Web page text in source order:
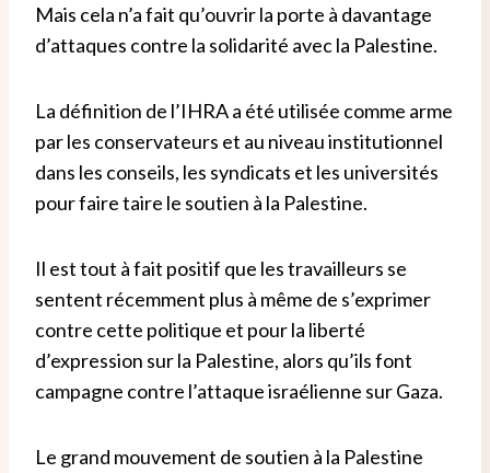
Mais cela n’a fait qu’ouvrir la porte à davantage
d’attaques contre la solidarité avec la Palestine.
La définition de l’IHRA a été utilisée comme arme
par les conservateurs et au niveau institutionnel
dans les conseils, les syndicats et les universités
pour faire taire le soutien à la Palestine.
Il est tout à fait positif que les travailleurs se
sentent récemment plus à même de s’exprimer
contre cette politique et pour la liberté
d’expression sur la Palestine, alors qu’ils font
campagne contre l’attaque israélienne sur Gaza.
Le grand mouvement de soutien à la Palestine